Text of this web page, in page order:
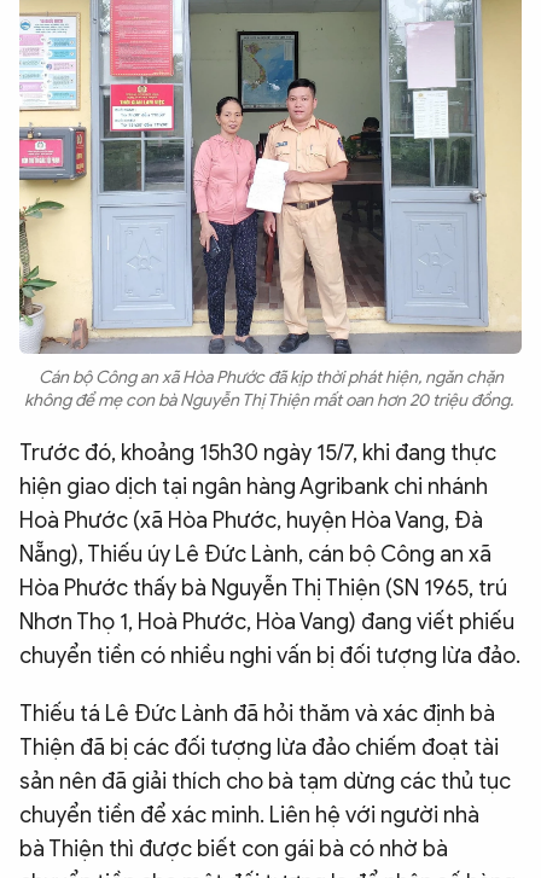
Infographic
Chuyên trang An ninh thế giới
Văn nghệ Công an
Chuyên đề
Cán bộ Công an xã Hòa Phước đã kịp thời phát hiện, ngăn chặn
không để mẹ con bà Nguyễn Thị Thiện mất oan hơn 20 triệu đồng.
Trước đó, khoảng 15h30 ngày 15/7, khi đang thực
hiện giao dịch tại ngân hàng Agribank chi nhánh
Hoà Phước (xã Hòa Phước, huyện Hòa Vang, Đà
Nẵng), Thiếu úy Lê Đức Lành, cán bộ Công an xã
Hòa Phước thấy bà Nguyễn Thị Thiện (SN 1965, trú
Nhơn Thọ 1, Hoà Phước, Hòa Vang) đang viết phiếu
chuyển tiền có nhiều nghi vấn bị đối tượng lừa đảo.
Thiếu tá Lê Đức Lành đã hỏi thăm và xác định bà
Thiện đã bị các đối tượng lừa đảo chiếm đoạt tài
sản nên đã giải thích cho bà tạm dừng các thủ tục
chuyển tiền để xác minh. Liên hệ với người nhà
bà Thiện thì được biết con gái bà có nhờ bà